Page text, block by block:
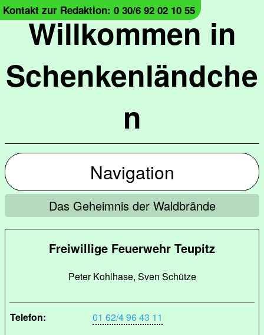
Willkommen in
Schenkenländche
n
Kontakt zur Redaktion: 0 30/6 92 02 10 55
Navigation
Das Geheimnis der Waldbrände
Freiwillige Feuerwehr Teupitz
Peter Kohlhase, Sven Schütze
Telefon:
01 62/4 96 43 11